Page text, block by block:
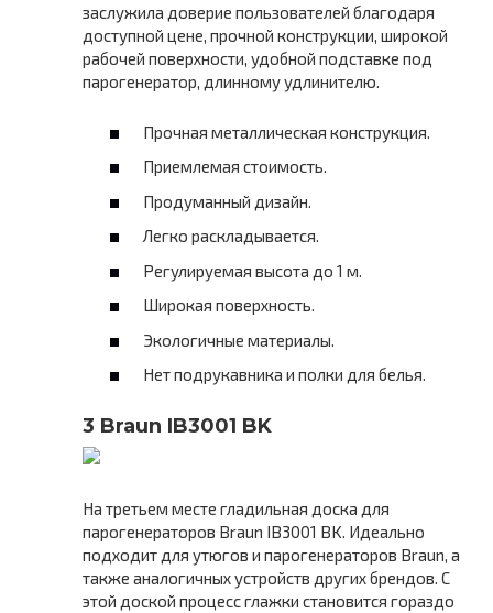
заслужила доверие пользователей благодаря
доступной цене, прочной конструкции, широкой
рабочей поверхности, удобной подставке под
парогенератор, длинному удлинителю.
Прочная металлическая конструкция.
Приемлемая стоимость.
Продуманный дизайн.
Легко раскладывается.
Регулируемая высота до 1 м.
Широкая поверхность.
Экологичные материалы.
Нет подрукавника и полки для белья.
3 Braun IB3001 BK
На третьем месте гладильная доска для
парогенераторов Braun IB3001 BK. Идеально
подходит для утюгов и парогенераторов Braun, а
также аналогичных устройств других брендов. С
этой доской процесс глажки становится гораздо